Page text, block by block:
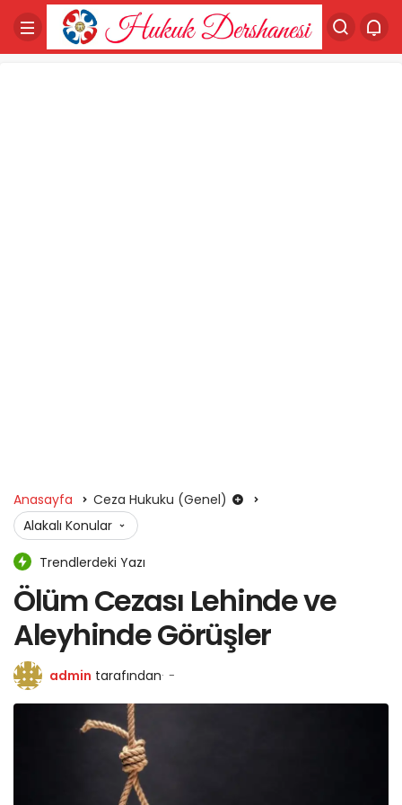
Anasayfa
Ceza Hukuku (Genel)
Alakalı Konular
Trendlerdeki Yazı
Ölüm Cezası Lehinde ve
Aleyhinde Görüşler
admin tarafından -